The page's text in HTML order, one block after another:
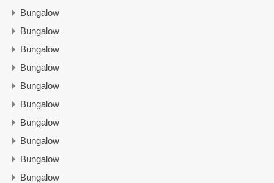
Bungalow
Bungalow
Bungalow
Bungalow
Bungalow
Bungalow
Bungalow
Bungalow
Bungalow
Bungalow